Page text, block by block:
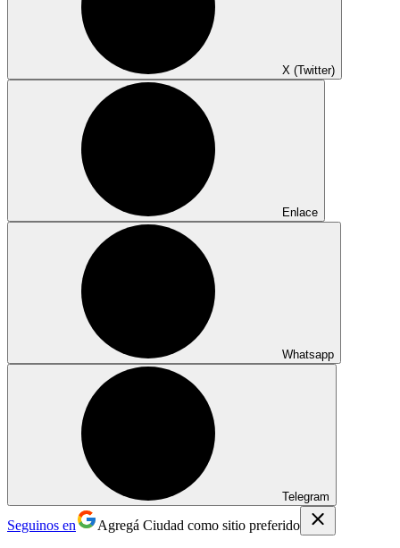
X (Twitter)
Enlace
Whatsapp
Telegram
Seguinos en Agregá Ciudad como sitio preferido